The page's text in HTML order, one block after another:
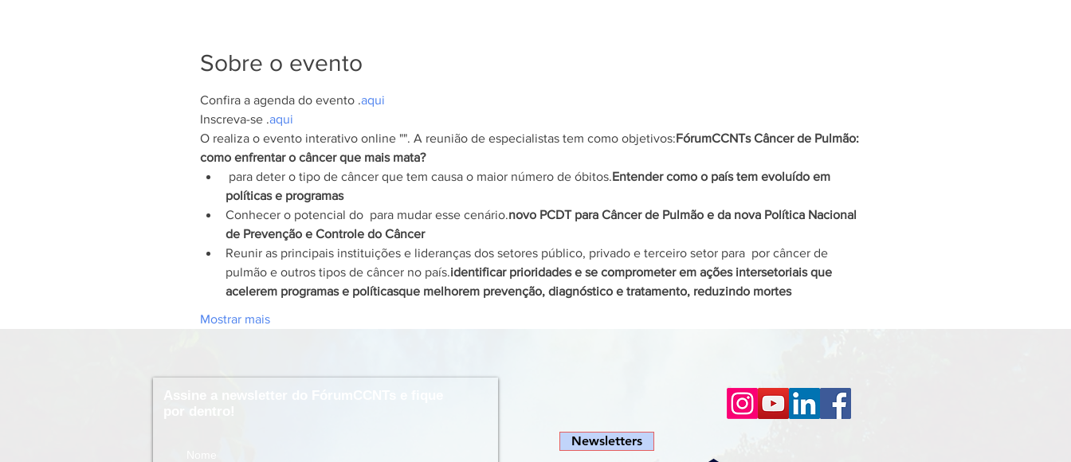
Sobre o evento
Confira a agenda do evento .aqui
Inscreva-se .aqui
O realiza o evento interativo online "". A reunião de especialistas tem como objetivos:FórumCCNTs Câncer de Pulmão:
como enfrentar o câncer que mais mata?
para deter o tipo de câncer que tem causa o maior número de óbitos.Entender como o país tem evoluído em
políticas e programas
Conhecer o potencial do para mudar esse cenário.novo PCDT para Câncer de Pulmão e da nova Política Nacional
de Prevenção e Controle do Câncer
Reunir as principais instituições e lideranças dos setores público, privado e terceiro setor para por câncer de
pulmão e outros tipos de câncer no país.identificar prioridades e se comprometer em ações intersetoriais que
acelerem programas e políticasque melhorem prevenção, diagnóstico e tratamento, reduzindo mortes
Mostrar mais
Newsletters